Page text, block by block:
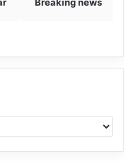
Breaking news